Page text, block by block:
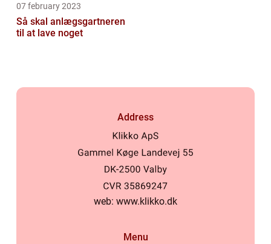
07 february 2023
Så skal anlægsgartneren
til at lave noget
Address
web: www.klikko.dk
Menu